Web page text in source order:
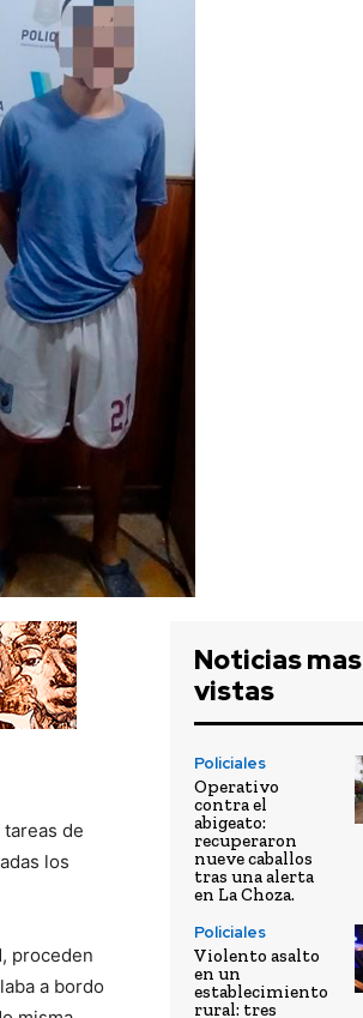
de
los
proceden
a bordo
Noticias mas
vistas
Policiales
Operativo
contra el
abigeato:
recuperaron
nueve caballos
tras una alerta
en La Choza.
Policiales
Violento asalto
en un
establecimiento
rural: tres